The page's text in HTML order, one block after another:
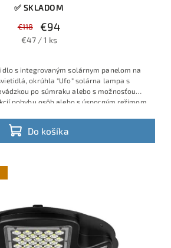
✅ SKLADOM
€118 €94
€47 / 1 ks
Do košíka
s integrovaným solárnym panelom na
okrúhla "Ufo" solárna lampa s
po súmraku alebo s možnosťou
pohybu osôb alebo s úsporným režimom